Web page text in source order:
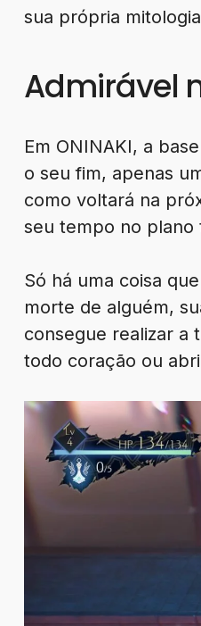
sua própria
Admirável
Em ONINAKI, a
o seu fim, apenas
como voltará na
seu tempo no plano
Só há uma coisa
morte de alguém,
consegue realizar a
todo coração ou